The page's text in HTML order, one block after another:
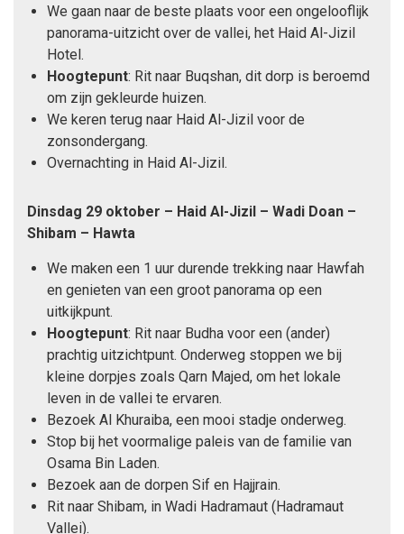
We gaan naar de beste plaats voor een ongelooflijk
panorama-uitzicht over de vallei, het Haid Al-Jizil
Hotel.
Hoogtepunt: Rit naar Buqshan, dit dorp is beroemd
om zijn gekleurde huizen.
We keren terug naar Haid Al-Jizil voor de
zonsondergang.
Overnachting in Haid Al-Jizil.
Dinsdag 29 oktober – Haid Al-Jizil – Wadi Doan –
Shibam – Hawta
We maken een 1 uur durende trekking naar Hawfah
en genieten van een groot panorama op een
uitkijkpunt.
Hoogtepunt: Rit naar Budha voor een (ander)
prachtig uitzichtpunt. Onderweg stoppen we bij
kleine dorpjes zoals Qarn Majed, om het lokale
leven in de vallei te ervaren.
Bezoek Al Khuraiba, een mooi stadje onderweg.
Stop bij het voormalige paleis van de familie van
Osama Bin Laden.
Bezoek aan de dorpen Sif en Hajjrain.
Rit naar Shibam, in Wadi Hadramaut (Hadramaut
Vallei).